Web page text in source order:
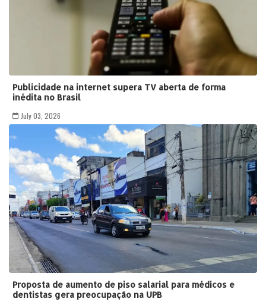
Publicidade na internet supera TV aberta de forma
inédita no Brasil
July 03, 2026
Proposta de aumento de piso salarial para médicos e
dentistas gera preocupação na UPB